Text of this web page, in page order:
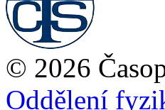
© 2026
Oddělení